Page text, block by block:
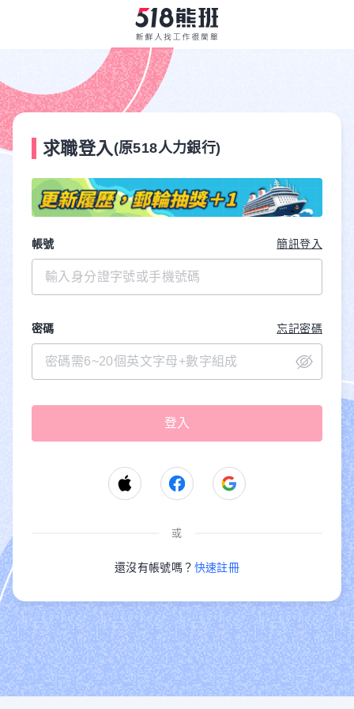
求職登入 (原518人力銀行)
帳號 簡訊登入
密碼 忘記密碼
或
還沒有帳號嗎？ 快速註冊